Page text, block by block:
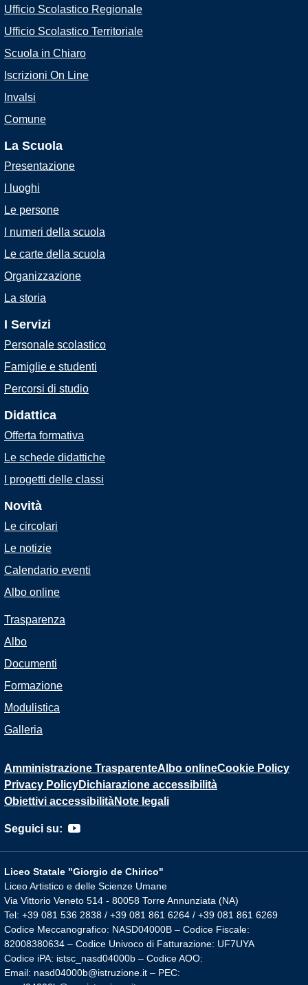
Ufficio Scolastico Regionale
Ufficio Scolastico Territoriale
Scuola in Chiaro
Iscrizioni On Line
Invalsi
Comune
La Scuola
Presentazione
I luoghi
Le persone
I numeri della scuola
Le carte della scuola
Organizzazione
La storia
I Servizi
Personale scolastico
Famiglie e studenti
Percorsi di studio
Didattica
Offerta formativa
Le schede didattiche
I progetti delle classi
Novità
Le circolari
Le notizie
Calendario eventi
Albo online
Trasparenza
Albo
Documenti
Formazione
Modulistica
Galleria
Amministrazione TrasparenteAlbo onlineCookie Policy
Privacy PolicyDichiarazione accessibilità
Obiettivi accessibilitàNote legali
Seguici su:
Liceo Statale "Giorgio de Chirico"
Liceo Artistico e delle Scienze Umane
Via Vittorio Veneto 514 - 80058 Torre Annunziata (NA)
Tel: +39 081 536 2838 / +39 081 861 6264 / +39 081 861 6269
Codice Meccanografico: NASD04000B – Codice Fiscale:
82008380634 – Codice Univoco di Fatturazione: UF7UYA
Codice iPA: istsc_nasd04000b – Codice AOO:
Email: nasd04000b@istruzione.it – PEC: